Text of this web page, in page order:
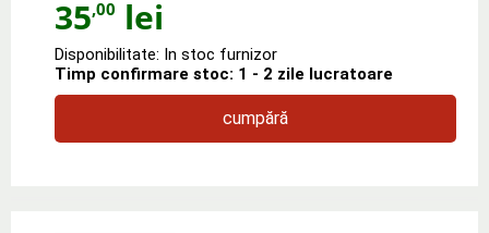
35,00 lei
Disponibilitate: In stoc furnizor
Timp confirmare stoc: 1 - 2 zile lucratoare
cumpără